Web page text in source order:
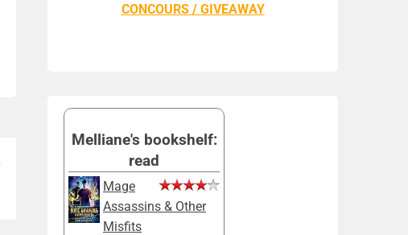
CONCOURS / GIVEAWAY
Melliane's bookshelf:
read
Mage
Assassins & Other
Misfits